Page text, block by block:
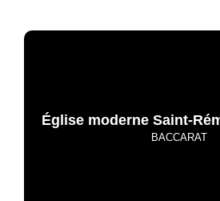
Église moderne Saint-
BACCARAT